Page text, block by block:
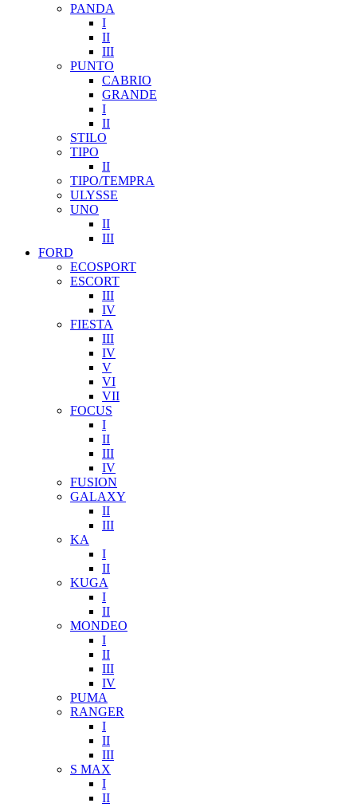
PANDA
I
II
III
PUNTO
CABRIO
GRANDE
I
II
STILO
TIPO
II
TIPO/TEMPRA
ULYSSE
UNO
II
III
FORD
ECOSPORT
ESCORT
III
IV
FIESTA
III
IV
V
VI
VII
FOCUS
I
II
III
IV
FUSION
GALAXY
II
III
KA
I
II
KUGA
I
II
MONDEO
I
II
III
IV
PUMA
RANGER
I
II
III
S MAX
I
II